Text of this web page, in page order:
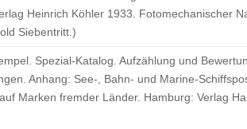
Heinrich Köhler 1933. Fotomechanischer
Siebentritt.)
Spezial-Katalog. Aufzählung und
Anhang: See-, Bahn- und Marine-
Marken fremder Länder. Hamburg: Verlag